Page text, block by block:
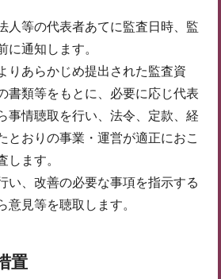
人等の代表者あてに監査日時、監
に通知します。
りあらかじめ提出された監査資
書類等をもとに、必要に応じ代表
事情聴取を行い、法令、定款、経
とおりの事業・運営が適正におこ
します。
い、改善の必要な事項を指示する
意見等を聴取します。
置